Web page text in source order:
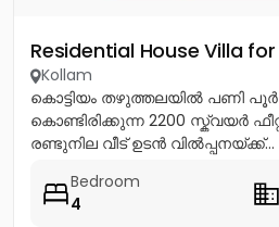
Residential House Villa
Kollam
കൊട്ടിയം തഴുത്തലയിൽ പണി
കൊണ്ടിരിക്കുന്ന 2200 സ്ക്വയർ
രണ്ടുനില വീട് ഉടൻ വിൽപ്പനയ്ക്ക്...
Bedroom
4